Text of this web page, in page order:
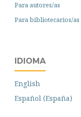
Para autores/as
Para bibliotecarios/as
IDIOMA
English
Español (España)